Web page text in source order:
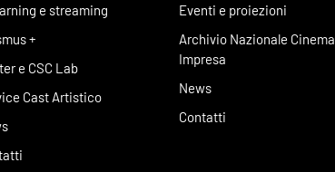
e streaming
+
e CSC Lab
Cast Artistico
Eventi e proiezioni
Archivio Nazionale Cinema
Impresa
News
Contatti